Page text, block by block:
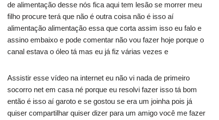
de alimentação desse nós fica aqui tem lesão se morrer meu
filho procure terá que não é outra coisa não é isso aí
alimentação alimentação essa que corta assim isso eu falo e
assino embaixo e pode comentar não vou fazer hoje porque o
canal estava o óleo tá mas eu já fiz várias vezes e
Assistir esse vídeo na internet eu não vi nada de primeiro
socorro net em casa né porque eu resolvi fazer isso tá bom
então é isso aí garoto e se gostou se era um joinha pois já
quiser compartilhar quiser dizer para um amigo você me fazer